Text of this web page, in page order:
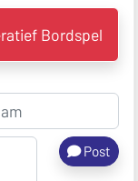
Bordspel
Post